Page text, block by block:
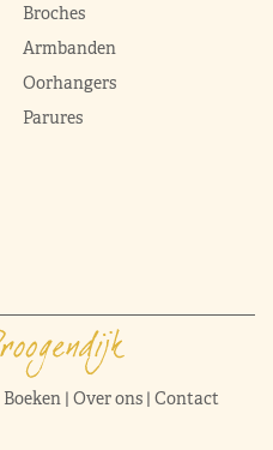
Broches
Armbanden
Oorhangers
Parures
Boeken| Over ons| Contact